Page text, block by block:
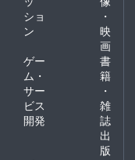
ショ
ン
・
映
画
ゲー
ム・
サー
ビス
開発
書
籍
・
雑
誌
出
版